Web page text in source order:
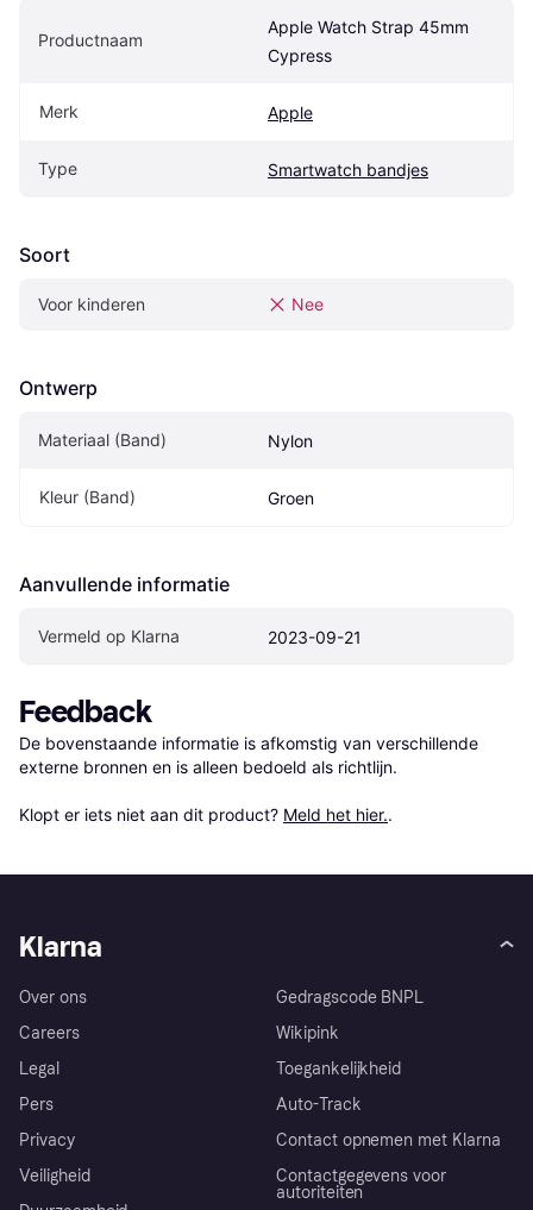
Productnaam
Apple Watch Strap 45mm
Cypress
Merk Apple
Type Smartwatch bandjes
Soort
Voor kinderen Nee
Ontwerp
Materiaal (Band) Nylon
Kleur (Band) Groen
Aanvullende informatie
Vermeld op Klarna 2023-09-21
Feedback
De bovenstaande informatie is afkomstig van verschillende
externe bronnen en is alleen bedoeld als richtlijn.
Klopt er iets niet aan dit product? Meld het hier..
Klarna
Over ons
Careers
Legal
Pers
Privacy
Veiligheid
Gedragscode BNPL
Wikipink
Toegankelijkheid
Auto-Track
Contact opnemen met Klarna
Contactgegevens voor
autoriteiten